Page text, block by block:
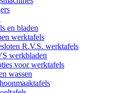
en bladen
werktafels
R.V.S. werktafels
werkbladen
voor werktafels
wassen